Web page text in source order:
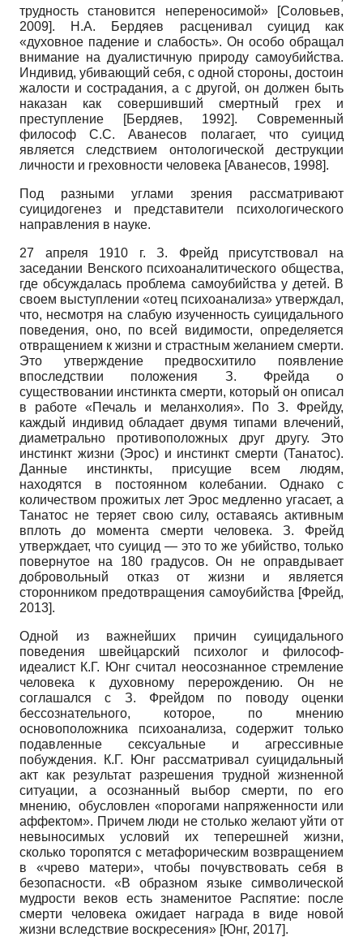
трудность становится непереносимой»
[Соловьев,
2009]. Н.А. Бердяев расценивал суицид как
«духовное падение и слабость». Он особо обращал
внимание на дуалистичную природу самоубийства.
Индивид, убивающий себя, с одной стороны, достоин
жалости и сострадания, а с другой, он должен быть
наказан как совершивший смертный грех и
преступление
[Бердяев, 1992]. Современный
философ С.С. Аванесов полагает, что суицид
является следствием онтологической деструкции
личности и греховности человека [Аванесов, 1998].
Под разными углами зрения рассматривают
суицидогенез и представители психологического
направления в науке.
27 апреля 1910 г. З. Фрейд присутствовал на
заседании Венского психоаналитического общества,
где обсуждалась проблема самоубийства у детей. В
своем выступлении «отец психоанализа» утверждал,
что, несмотря на слабую изученность суицидального
поведения, оно, по всей видимости, определяется
отвращением к жизни и страстным желанием смерти.
Это утверждение предвосхитило появление
впоследствии положения З. Фрейда о
существовании инстинкта смерти, который он описал
в работе «Печаль и меланхолия». По З. Фрейду,
каждый индивид обладает двумя типами влечений,
диаметрально противоположных друг другу. Это
инстинкт жизни (Эрос) и инстинкт смерти (Танатос).
Данные инстинкты, присущие всем людям,
находятся в постоянном колебании. Однако с
количеством прожитых лет Эрос медленно угасает, а
Танатос не теряет свою силу, оставаясь активным
вплоть до момента смерти человека. З. Фрейд
утверждает, что суицид — это то же убийство, только
повернутое на 180 градусов. Он не оправдывает
добровольный отказ от жизни и является
сторонником предотвращения самоубийства [Фрейд,
2013].
Одной из важнейших причин суицидального
поведения швейцарский психолог и философ-
идеалист К.Г. Юнг считал неосознанное стремление
человека к духовному перерождению. Он не
соглашался с З. Фрейдом по поводу оценки
бессознательного, которое, по мнению
основоположника психоанализа, содержит только
подавленные сексуальные и агрессивные
побуждения. К.Г. Юнг рассматривал суицидальный
акт как результат разрешения трудной жизненной
ситуации, а осознанный выбор смерти, по его
мнению, обусловлен «порогами напряженности или
аффектом». Причем люди не столько желают уйти от
невыносимых условий их теперешней жизни,
сколько торопятся с метафорическим возвращением
в «чрево матери», чтобы почувствовать себя в
безопасности. «В образном языке символической
мудрости веков есть знаменитое Распятие: после
смерти человека ожидает награда в виде новой
жизни вследствие воскресения» [Юнг, 2017].